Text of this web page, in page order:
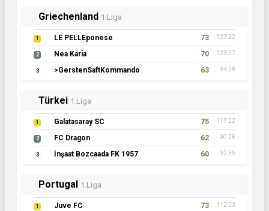
Griechenland 1.Liga
1 LE PELLEponese 73 127:22
2 Nea Karia 70 123:27
3 >GerstenSaftKommando 63 94:28
Türkei 1.Liga
1 Galatasaray SC 75 117:22
2 FC Dragon 62 90:28
3 İnşaat Bozcaada FK 1957 60 92:36
Portugal 1.Liga
1 Juve FC 73 112:23